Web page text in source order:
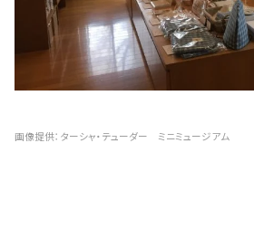
画像提供：ターシャ・テューダー ミニミュージアム